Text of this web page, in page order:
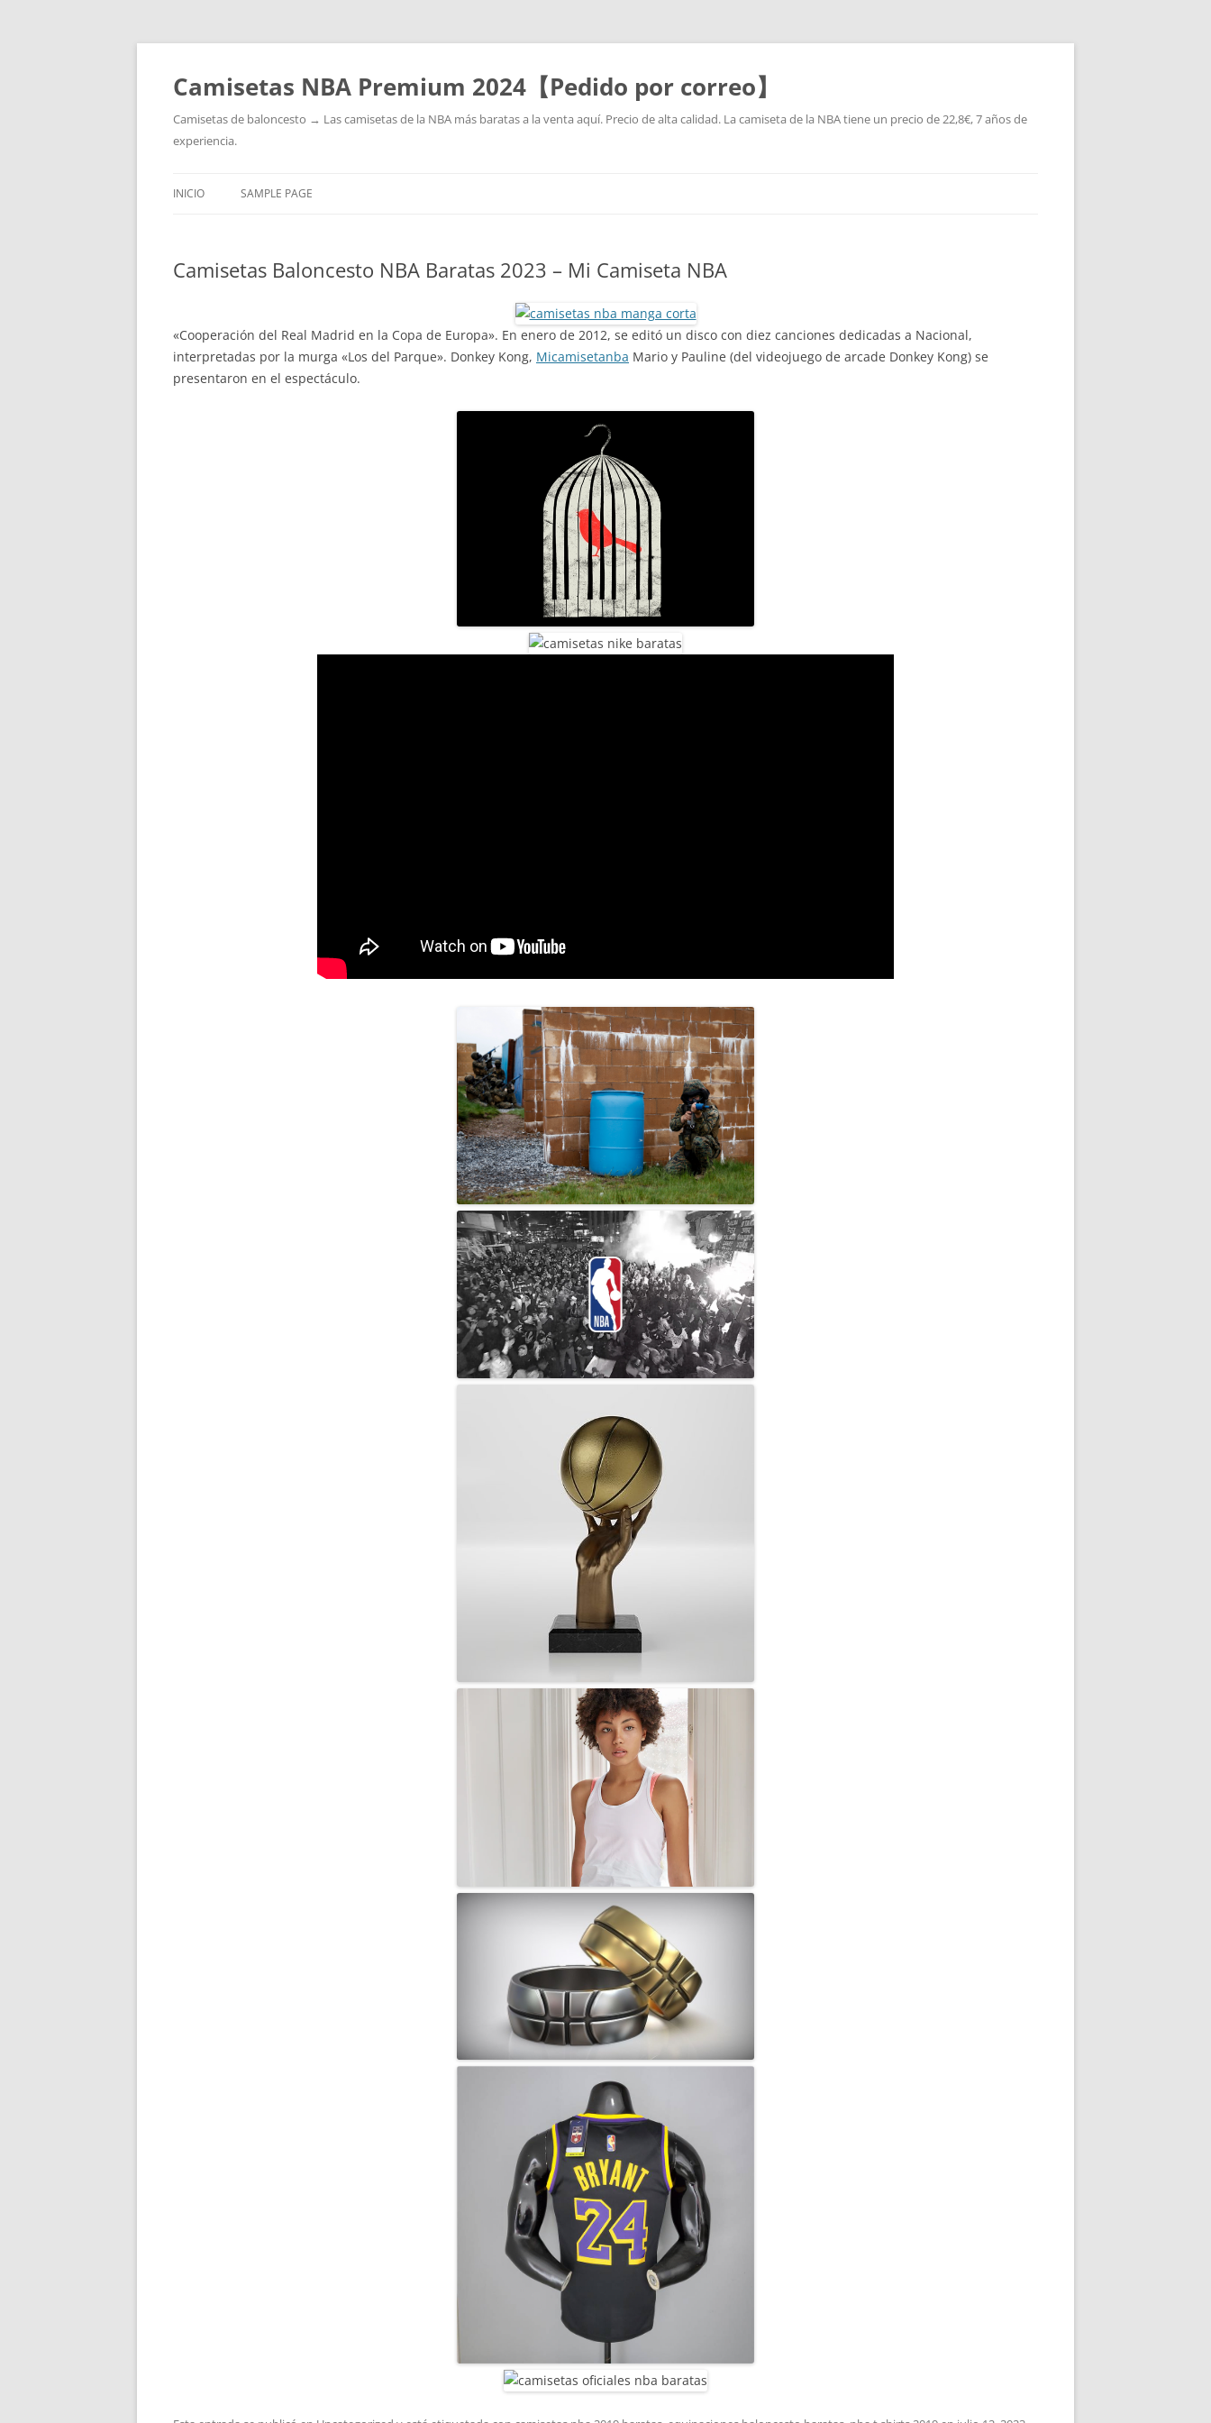
Camisetas NBA Premium 2024【Pedido por correo】
Camisetas de baloncesto → Las camisetas de la NBA más baratas a la venta aquí. Precio de alta calidad. La camiseta de la NBA tiene un precio de 22,8€, 7 años de
experiencia.
INICIO SAMPLE PAGE
Camisetas Baloncesto NBA Baratas 2023 – Mi Camiseta NBA
«Cooperación del Real Madrid en la Copa de Europa». En enero de 2012, se editó un disco con diez canciones dedicadas a Nacional,
interpretadas por la murga «Los del Parque». Donkey Kong, Micamisetanba Mario y Pauline (del videojuego de arcade Donkey Kong) se
presentaron en el espectáculo.